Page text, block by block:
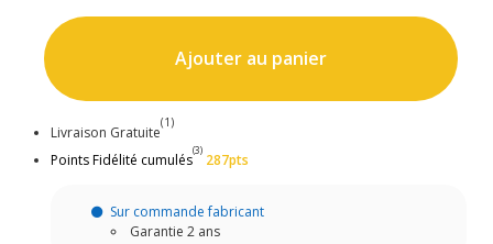
Ajouter au panier
Livraison Gratuite
(1)
Points Fidélité cumulés
(3)
287pts
Sur commande fabricant
Garantie 2 ans